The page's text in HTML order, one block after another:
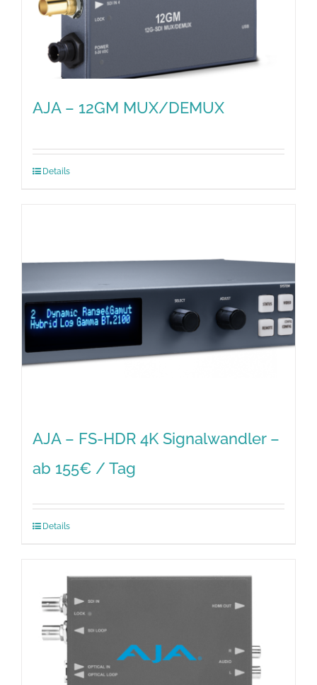
AJA – 12GM MUX/DEMUX
Details
AJA – FS-HDR 4K Signalwandler –
ab 155€ / Tag
Details